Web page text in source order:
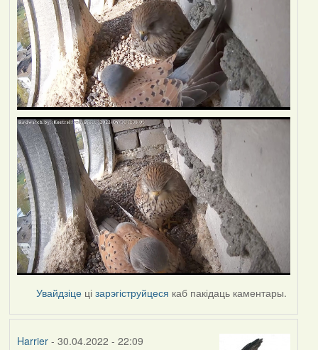
Увайдзіце цізарэгіструйцеся каб пакідаць каментары.
Harrier- 30.04.2022 - 22:09